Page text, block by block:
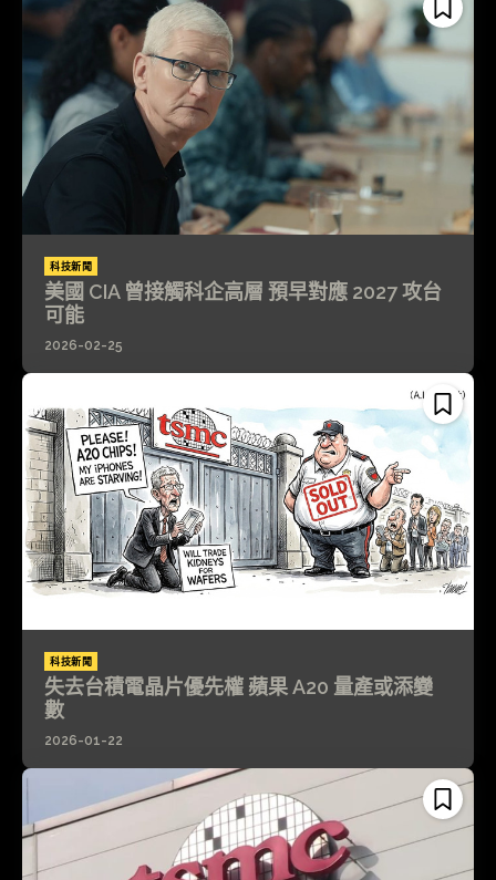
科技新聞
美國 CIA 曾接觸科企高層 預早對應 2027 攻台
可能
2026-02-25
科技新聞
失去台積電晶片優先權 蘋果 A20 量產或添變
數
2026-01-22